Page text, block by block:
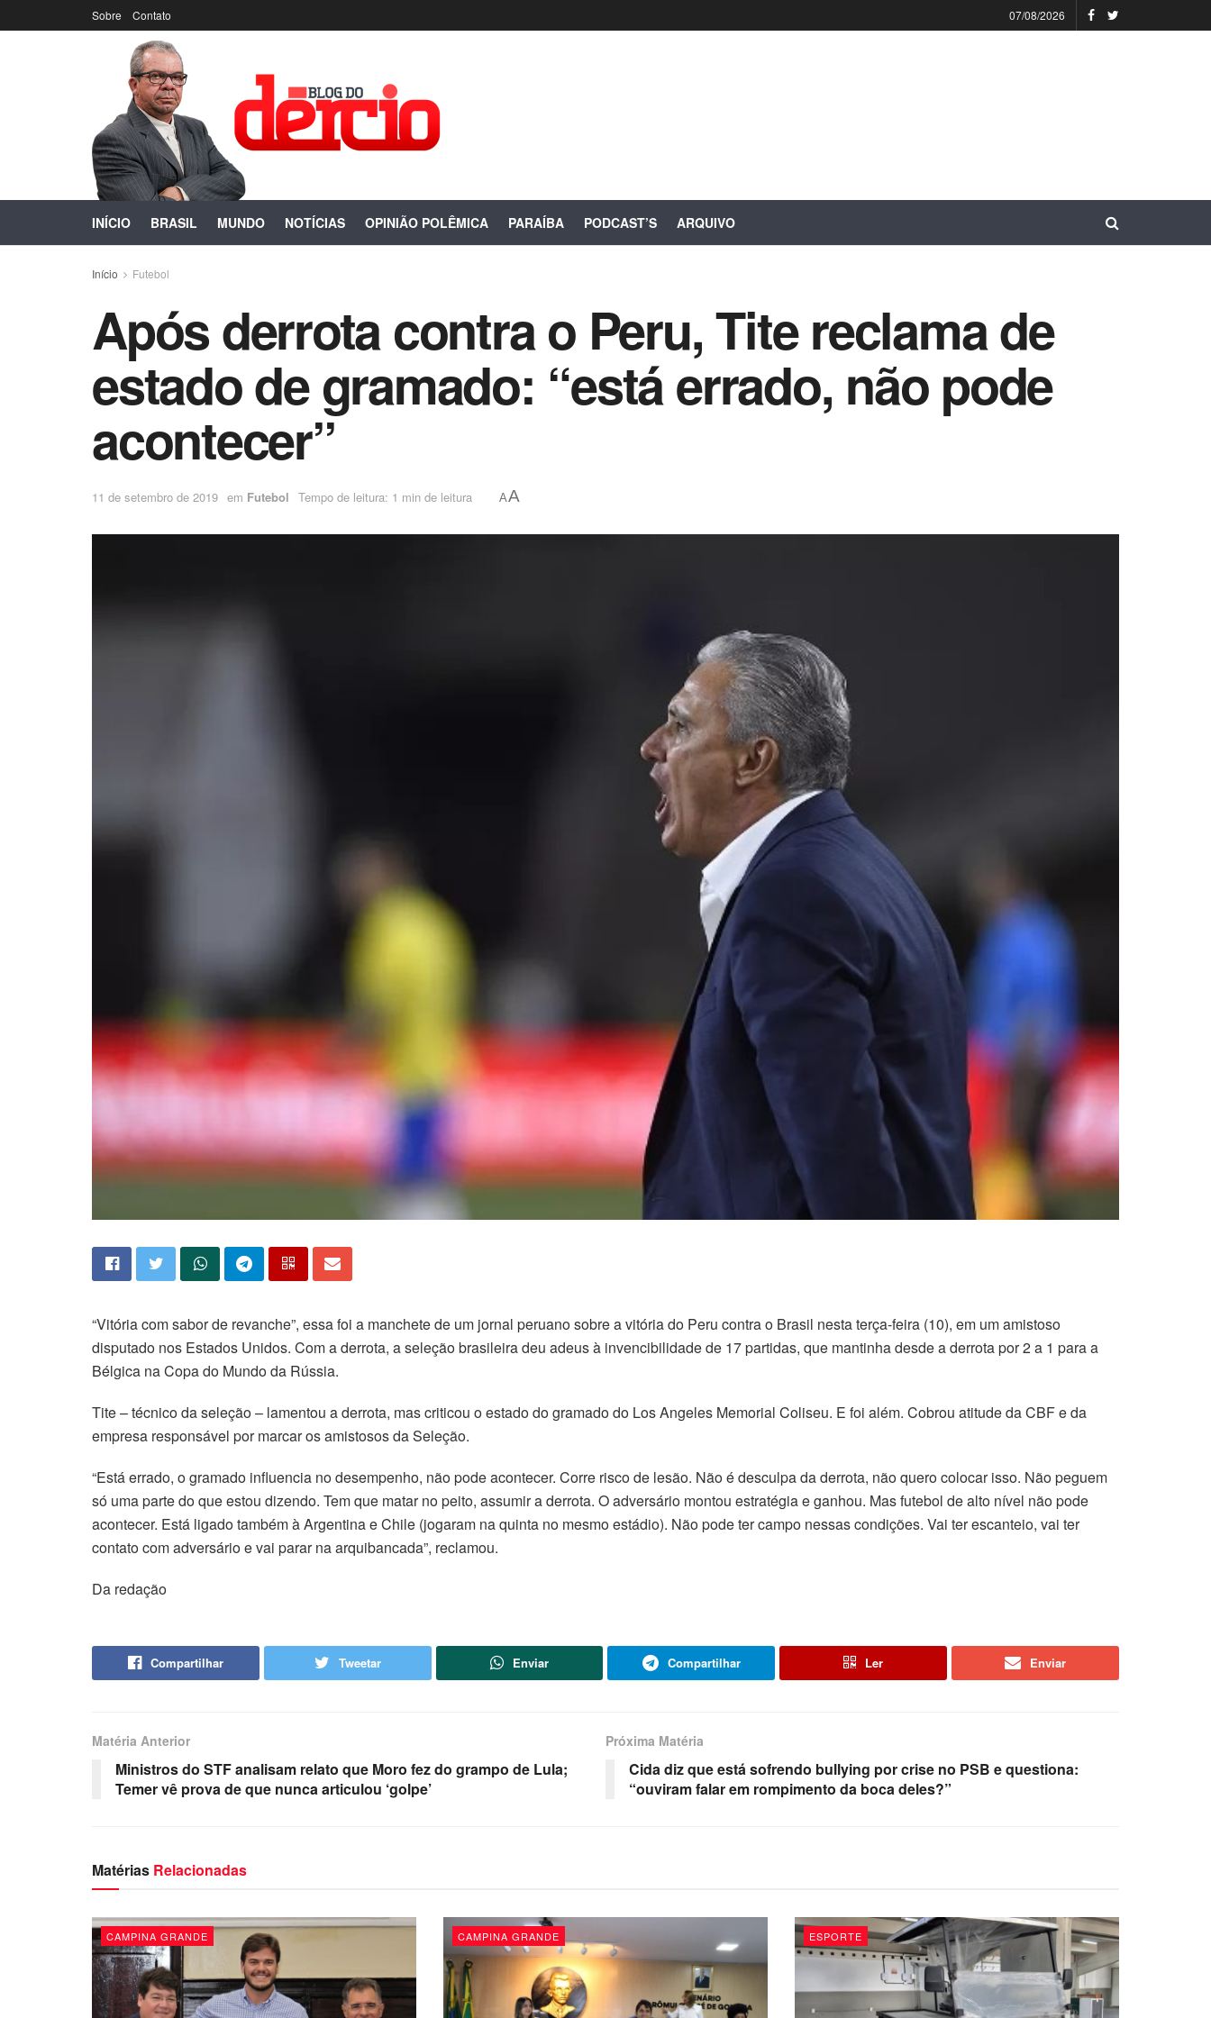
Sobre Contato 07/08/2026
INÍCIO BRASIL MUNDO NOTÍCIAS OPINIÃO POLÊMICA PARAÍBA PODCAST’S ARQUIVO
Início Futebol
Após derrota contra o Peru, Tite reclama de
estado de gramado: “está errado, não pode
acontecer”
11 de setembro de 2019 em Futebol Tempo de leitura: 1 min de leitura AA
“Vitória com sabor de revanche”, essa foi a manchete de um jornal peruano sobre a vitória do Peru contra o Brasil nesta terça-feira (10), em um amistoso
disputado nos Estados Unidos. Com a derrota, a seleção brasileira deu adeus à invencibilidade de 17 partidas, que mantinha desde a derrota por 2 a 1 para a
Bélgica na Copa do Mundo da Rússia.
Tite – técnico da seleção – lamentou a derrota, mas criticou o estado do gramado do Los Angeles Memorial Coliseu. E foi além. Cobrou atitude da CBF e da
empresa responsável por marcar os amistosos da Seleção.
“Está errado, o gramado influencia no desempenho, não pode acontecer. Corre risco de lesão. Não é desculpa da derrota, não quero colocar isso. Não peguem
só uma parte do que estou dizendo. Tem que matar no peito, assumir a derrota. O adversário montou estratégia e ganhou. Mas futebol de alto nível não pode
acontecer. Está ligado também à Argentina e Chile (jogaram na quinta no mesmo estádio). Não pode ter campo nessas condições. Vai ter escanteio, vai ter
contato com adversário e vai parar na arquibancada”, reclamou.
Da redação
Compartilhar Tweetar Enviar Compartilhar Ler Enviar
Matéria Anterior
Ministros do STF analisam relato que Moro fez do grampo de Lula;
Temer vê prova de que nunca articulou ‘golpe’
Próxima Matéria
Cida diz que está sofrendo bullying por crise no PSB e questiona:
“ouviram falar em rompimento da boca deles?”
Matérias Relacionadas
CAMPINA GRANDE CAMPINA GRANDE ESPORTE